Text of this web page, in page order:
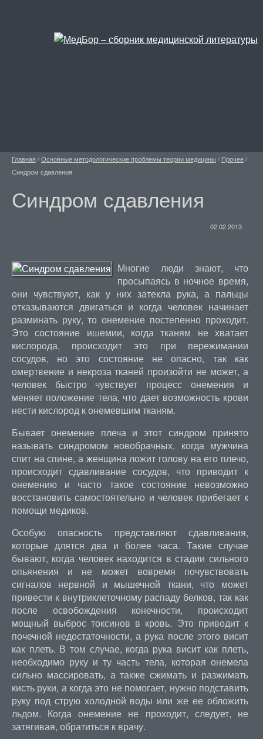
Главная /Основные методологические проблемы теории медицины / Прочее/
Синдром сдавления
Синдром сдавления
02.02.2013
Многие люди знают, что
просыпаясь в ночное время,
они чувствуют, как у них затекла рука, а пальцы
отказываются двигаться и когда человек начинает
разминать руку, то онемение постепенно проходит.
Это состояние ишемии, когда тканям не хватает
кислорода, происходит это при пережимании
сосудов, но это состояние не опасно, так как
омертвение и некроза тканей произойти не может, а
человек быстро чувствует процесс онемения и
меняет положение тела, что дает возможность крови
нести кислород к онемевшим тканям.
Бывает онемение плеча и этот синдром принято
называть синдромом новобрачных, когда мужчина
спит на спине, а женщина ложит голову на его плечо,
происходит сдавливание сосудов, что приводит к
онемению и часто такое состояние невозможно
восстановить самостоятельно и человек прибегает к
помощи медиков.
Особую опасность представляют сдавливания,
которые длятся два и более часа. Такие случае
бывают, когда человек находится в стадии сильного
опьянения и не может вовремя почувствовать
сигналов нервной и мышечной ткани, что может
привести к внутриклеточному распаду белков, так как
после освобождения конечности, происходит
мощный выброс токсинов в кровь. Это приводит к
почечной недостаточности, а рука после этого висит
как плеть. В том случае, когда рука висит как плеть,
необходимо руку и ту часть тела, которая онемела
сильно массировать, а также сжимать и разжимать
кисть руки, а когда это не помогает, нужно подставить
руку под струю холодной воды или же ее обложить
льдом. Когда онемение не проходит, следует, не
затягивая, обратиться к врачу.